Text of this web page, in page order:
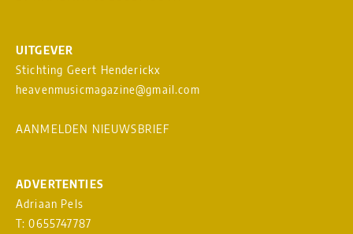
UITGEVER
Stichting Geert Henderickx
heavenmusicmagazine@gmail.com
AANMELDEN NIEUWSBRIEF
ADVERTENTIES
Adriaan Pels
T: 0655747787